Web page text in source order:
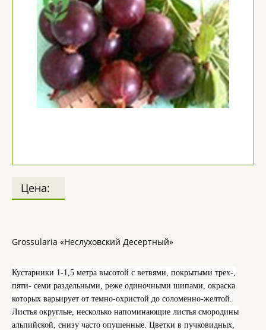
Цена:
Grossularia «Неслуховский Десертный»
Кустарники 1-1,5 метра высотой с ветвями, покрытыми трех-,
пяти- семи раздельными, реже одиночными шипами, окраска
которых варьирует от темно-охристой до соломенно-желтой.
Листья округлые, несколько напоминающие листья смородины
альпийской, снизу часто опушенные. Цветки в пучковидных,